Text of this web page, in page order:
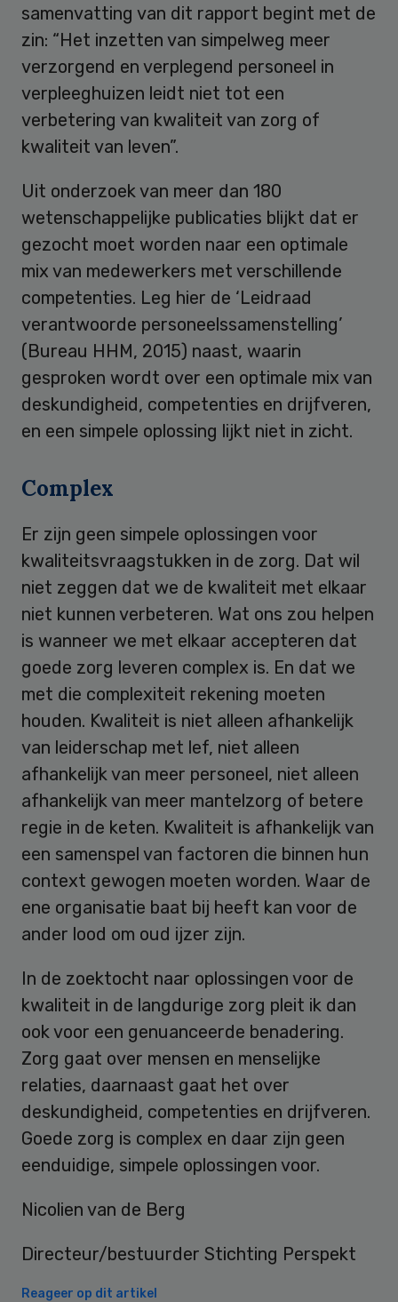
samenvatting van dit rapport begint met de
zin: “Het inzetten van simpelweg meer
verzorgend en verplegend personeel in
verpleeghuizen leidt niet tot een
verbetering van kwaliteit van zorg of
kwaliteit van leven”.
Uit onderzoek van meer dan 180
wetenschappelijke publicaties blijkt dat er
gezocht moet worden naar een optimale
mix van medewerkers met verschillende
competenties. Leg hier de ‘Leidraad
verantwoorde personeelssamenstelling’
(Bureau HHM, 2015) naast, waarin
gesproken wordt over een optimale mix van
deskundigheid, competenties en drijfveren,
en een simpele oplossing lijkt niet in zicht.
Complex
Er zijn geen simpele oplossingen voor
kwaliteitsvraagstukken in de zorg. Dat wil
niet zeggen dat we de kwaliteit met elkaar
niet kunnen verbeteren. Wat ons zou helpen
is wanneer we met elkaar accepteren dat
goede zorg leveren complex is. En dat we
met die complexiteit rekening moeten
houden. Kwaliteit is niet alleen afhankelijk
van leiderschap met lef, niet alleen
afhankelijk van meer personeel, niet alleen
afhankelijk van meer mantelzorg of betere
regie in de keten. Kwaliteit is afhankelijk van
een samenspel van factoren die binnen hun
context gewogen moeten worden. Waar de
ene organisatie baat bij heeft kan voor de
ander lood om oud ijzer zijn.
In de zoektocht naar oplossingen voor de
kwaliteit in de langdurige zorg pleit ik dan
ook voor een genuanceerde benadering.
Zorg gaat over mensen en menselijke
relaties, daarnaast gaat het over
deskundigheid, competenties en drijfveren.
Goede zorg is complex en daar zijn geen
eenduidige, simpele oplossingen voor.
Nicolien van de Berg
Directeur/bestuurder Stichting Perspekt
Reageer op dit artikel